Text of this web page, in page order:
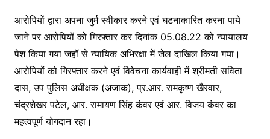
आरोपियों द्वारा अपना जुर्म स्वीकार करने एवं घटनाकारित करना पाये
जाने पर आरोपियों को गिरफ्तार कर दिनांक 05.08.22 को न्यायालय
पेश किया गया जहॉ से न्यायिक अभिरक्षा में जेल दाखिल किया गया।
आरोपियों को गिरफ्तार करने एवं विवेचना कार्यवाही में श्रीमती सविता
दास, उप पुलिस अधीक्षक (अजाक), प्र.आर. रामकृष्ण खैरवार,
चंद्रशेखर पटेल, आर. रामायण सिंह कंवर एवं आर. विजय कंवर का
महत्वपूर्ण योगदान रहा।